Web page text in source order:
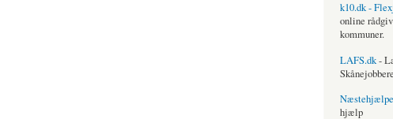
k10.dk -
online
kommuner.
LAFS.dk-
Skånejobbere
hjælp